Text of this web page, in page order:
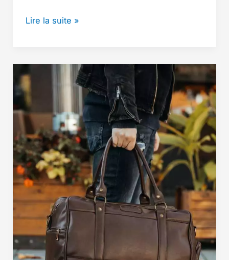
Sacs
pliables
:
guide
des
modèles
pratiques
et
élégants
pour
vos
week-
Lire la suite »